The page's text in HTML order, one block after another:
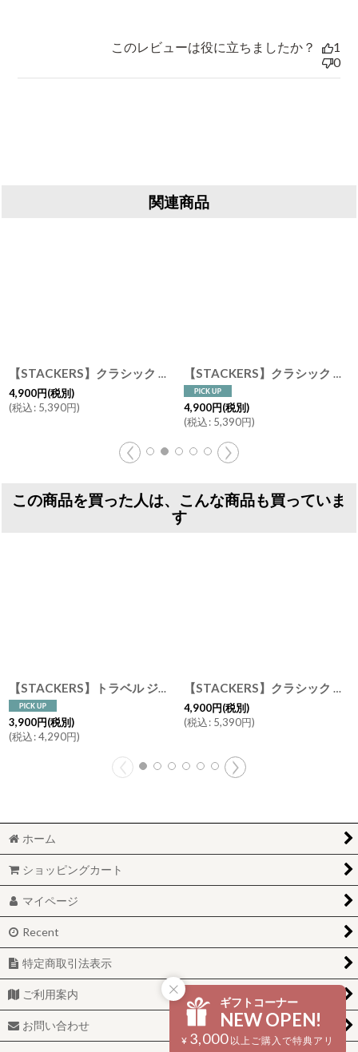
このレビューは役に立ちましたか？
1
0
関連商品
[75460
【STACKERS】クラシック ジュエリーボックス Open オープン ブラック Black スタッカーズ ロンドン イギリス
4,900円(税別)
(税込: 5,390円)
【STACKERS】クラシック ジュエリーボックス 4sec ブラック Black 黒 スタッカーズ ロンドン イギリス
4,900円(税別)
(税込: 5,390円)
この商品を買った人は、こんな商品も買っていま
す
【STACKERS】トラベル ジュエリーボックス S Travel S トープ グレージュ Taupe スタッカーズ
3,900円(税別)
(税込:4,290円)
【STACKERS】クラシック ジュエリーボックス 25sec ラベンダー Lavender スタッカーズ ロンドン イギリス
4,900円(税別)
(税込: 5,390円)
ホーム
ショッピングカート
マイページ
Recent
特定商取引法表示
ご利用案内
お問い合わせ
ギフトコーナー
NEW OPEN!
¥ 3,000 以上ご購入で特典アリ